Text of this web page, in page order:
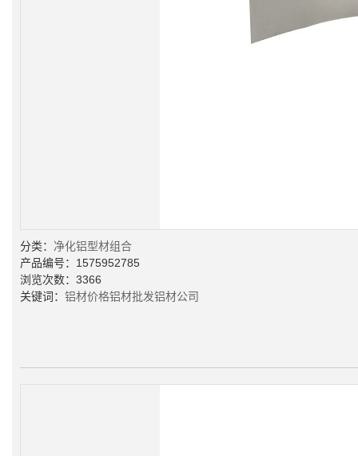
分类： 净化铝型材组合
产品编号：1575952785
浏览次数：3366
关键词： 铝材价格铝材批发铝材公司